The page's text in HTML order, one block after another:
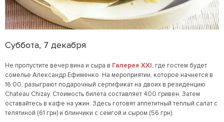
Суббота, 7 декабря
Не пропустите вечер вина и сыра в Галерее ХХI, где гостем будет
сомелье Александр Ефименко. На мероприятии, которое начнется в
16:00, разыграют подарочный сертификат на двоих в резиденцию
Chateau Chizay. Стоимость билета составляет 400 гривен. Затем
оставайтесь в кафе на ужин. Здесь готовят аппетитный теплый салат с
телятиной (61 грн) и блинчики с семгой и сыром (56 грн).